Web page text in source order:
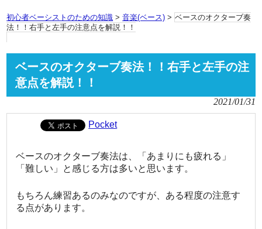
初心者ベーシストのための知識 >音楽(ベース) > ベースのオクターブ奏
法！！右手と左手の注意点を解説！！
ベースのオクターブ奏法！！右手と左手の注
意点を解説！！
2021/01/31
Pocket
ベースのオクターブ奏法は、「あまりにも疲れる」
「難しい」と感じる方は多いと思います。
もちろん練習あるのみなのですが、ある程度の注意す
る点があります。